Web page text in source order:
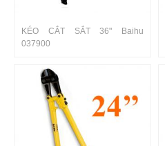
KÉO CẮT SẮT 36" Baihu
037900